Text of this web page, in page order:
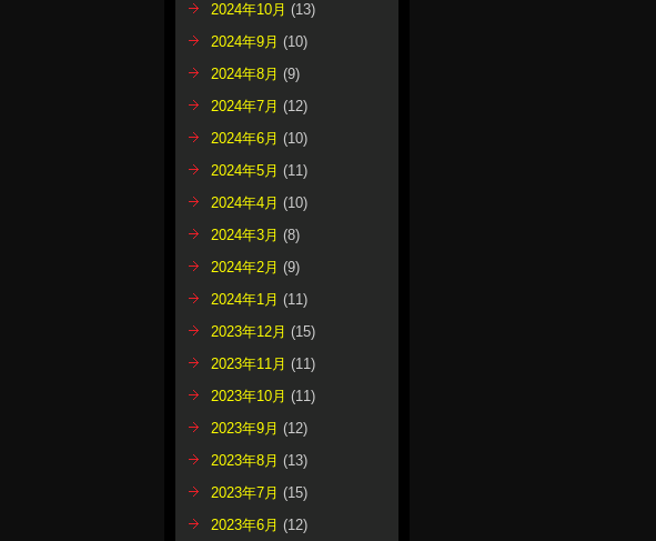
2024年10月 (13)
2024年9月 (10)
2024年8月 (9)
2024年7月 (12)
2024年6月 (10)
2024年5月 (11)
2024年4月 (10)
2024年3月 (8)
2024年2月 (9)
2024年1月 (11)
2023年12月 (15)
2023年11月 (11)
2023年10月 (11)
2023年9月 (12)
2023年8月 (13)
2023年7月 (15)
2023年6月 (12)